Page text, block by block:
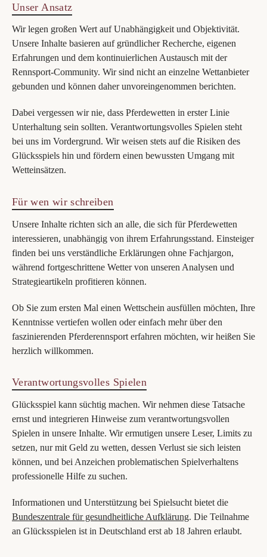
Unser Ansatz
Wir legen großen Wert auf Unabhängigkeit und Objektivität.
Unsere Inhalte basieren auf gründlicher Recherche, eigenen
Erfahrungen und dem kontinuierlichen Austausch mit der
Rennsport-Community. Wir sind nicht an einzelne Wettanbieter
gebunden und können daher unvoreingenommen berichten.
Dabei vergessen wir nie, dass Pferdewetten in erster Linie
Unterhaltung sein sollten. Verantwortungsvolles Spielen steht
bei uns im Vordergrund. Wir weisen stets auf die Risiken des
Glücksspiels hin und fördern einen bewussten Umgang mit
Wetteinsätzen.
Für wen wir schreiben
Unsere Inhalte richten sich an alle, die sich für Pferdewetten
interessieren, unabhängig von ihrem Erfahrungsstand. Einsteiger
finden bei uns verständliche Erklärungen ohne Fachjargon,
während fortgeschrittene Wetter von unseren Analysen und
Strategieartikeln profitieren können.
Ob Sie zum ersten Mal einen Wettschein ausfüllen möchten, Ihre
Kenntnisse vertiefen wollen oder einfach mehr über den
faszinierenden Pferderennsport erfahren möchten, wir heißen Sie
herzlich willkommen.
Verantwortungsvolles Spielen
Glücksspiel kann süchtig machen. Wir nehmen diese Tatsache
ernst und integrieren Hinweise zum verantwortungsvollen
Spielen in unsere Inhalte. Wir ermutigen unsere Leser, Limits zu
setzen, nur mit Geld zu wetten, dessen Verlust sie sich leisten
können, und bei Anzeichen problematischen Spielverhaltens
professionelle Hilfe zu suchen.
Informationen und Unterstützung bei Spielsucht bietet die
Bundeszentrale für gesundheitliche Aufklärung. Die Teilnahme
an Glücksspielen ist in Deutschland erst ab 18 Jahren erlaubt.